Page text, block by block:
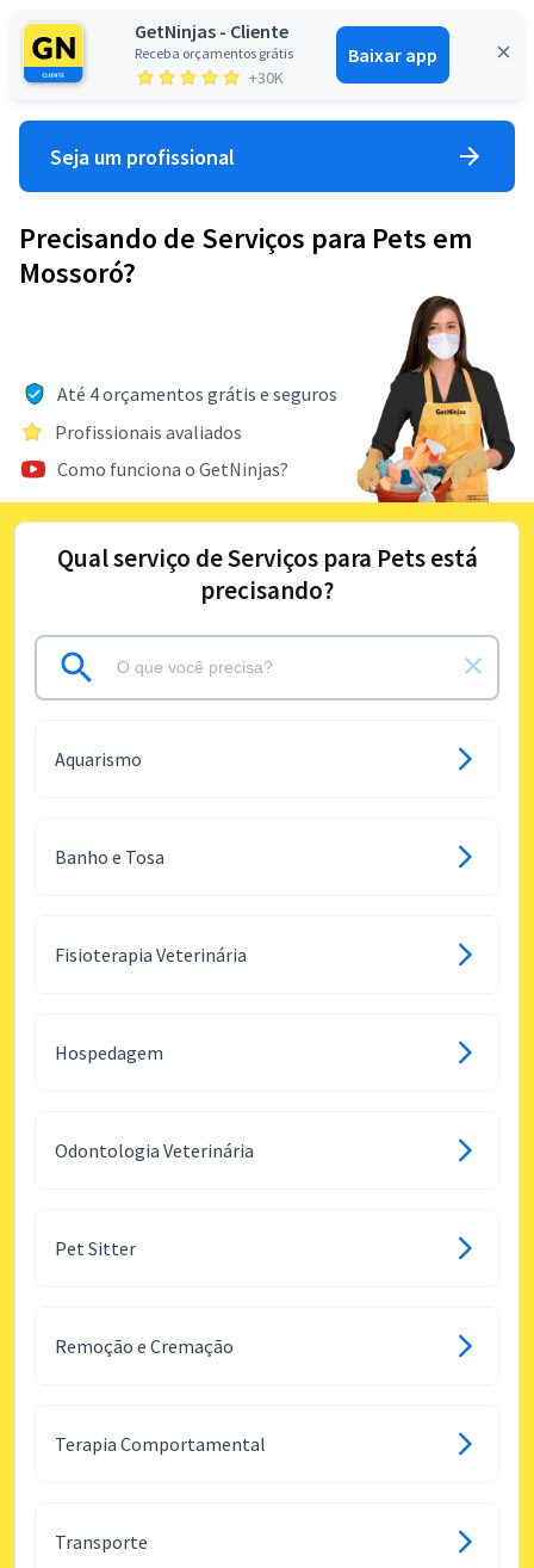
GetNinjas - Cliente
Receba orçamentos grátis
+30K
Baixar app
Entrar
Seja um profissional
Precisando de Serviços para Pets em
Mossoró?
Até 4 orçamentos grátis e seguros
Profissionais avaliados
Como funciona o GetNinjas?
Qual serviço de Serviços para Pets está
precisando?
Aquarismo
Banho e Tosa
Fisioterapia Veterinária
Hospedagem
Odontologia Veterinária
Pet Sitter
Remoção e Cremação
Terapia Comportamental
Transporte